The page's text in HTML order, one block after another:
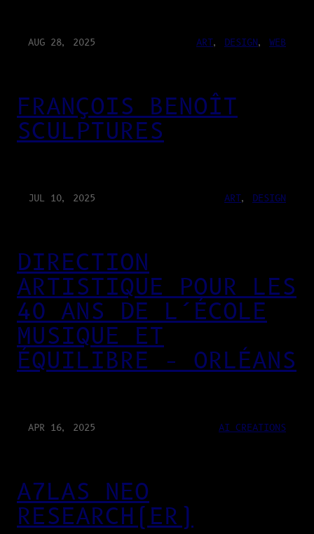
AUG 28, 2025 ART, DESIGN, WEB
FRANÇOIS BENOÎT
SCULPTURES
JUL 10, 2025 ART, DESIGN
DIRECTION
ARTISTIQUE POUR LES
40 ANS DE L’ÉCOLE
MUSIQUE ET
ÉQUILIBRE – ORLÉANS
APR 16, 2025 AI CREATIONS
A7LAS NEO
RESEARCH(ER)